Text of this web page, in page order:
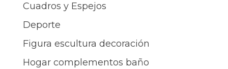
Cuadros y Espejos
Deporte
Figura escultura decoración
Hogar complementos baño